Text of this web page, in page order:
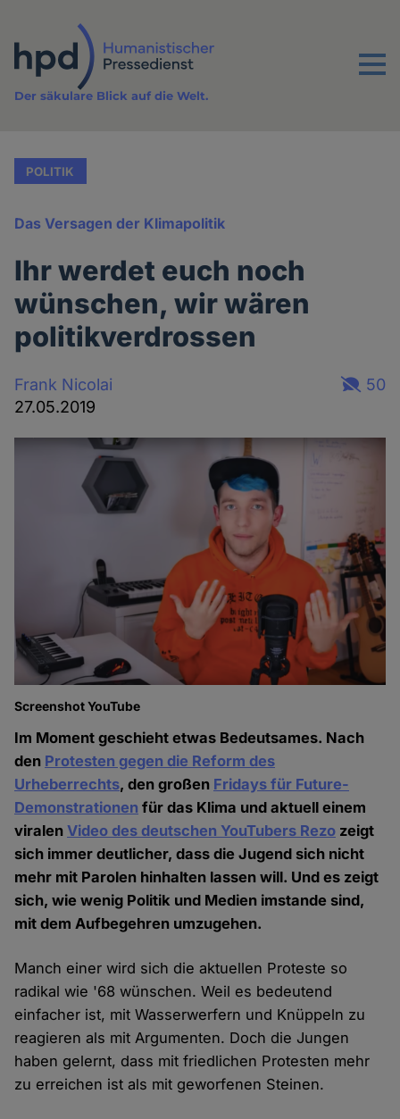
Inhalt
Menu
Der säkulare Blick auf die Welt.
POLITIK
Das Versagen der Klimapolitik
Ihr werdet euch noch
wünschen, wir wären
politikverdrossen
Frank Nicolai
27.05.2019
50
Screenshot YouTube
Im Moment geschieht etwas Bedeutsames. Nach
den Protesten gegen die Reform des
Urheberrechts, den großen Fridays für Future-
Demonstrationen für das Klima und aktuell einem
viralenVideo des deutschen YouTubers Rezo zeigt
sich immer deutlicher, dass die Jugend sich nicht
mehr mit Parolen hinhalten lassen will. Und es zeigt
sich, wie wenig Politik und Medien imstande sind,
mit dem Aufbegehren umzugehen.
Manch einer wird sich die aktuellen Proteste so
radikal wie '68 wünschen. Weil es bedeutend
einfacher ist, mit Wasserwerfern und Knüppeln zu
reagieren als mit Argumenten. Doch die Jungen
haben gelernt, dass mit friedlichen Protesten mehr
zu erreichen ist als mit geworfenen Steinen.